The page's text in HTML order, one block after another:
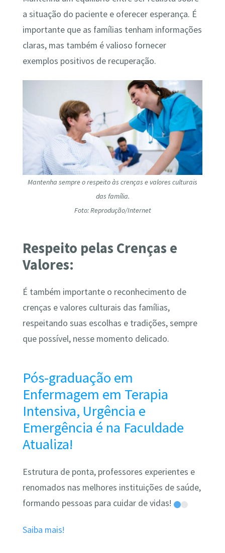
a situação do paciente e oferecer esperança. É
importante que as famílias tenham informações
claras, mas também é valioso fornecer
exemplos positivos de recuperação.
Mantenha sempre o respeito às crenças e valores culturais
das família.
Foto: Reprodução/Internet
Respeito pelas Crenças e
Valores:
É também importante o reconhecimento de
crenças e valores culturais das famílias,
respeitando suas escolhas e tradições, sempre
que possível, nesse momento delicado.
Pós-graduação em
Enfermagem em Terapia
Intensiva, Urgência e
Emergência é na Faculdade
Atualiza!
Estrutura de ponta, professores experientes e
renomados nas melhores instituições de saúde,
formando pessoas para cuidar de vidas!
Saiba mais!